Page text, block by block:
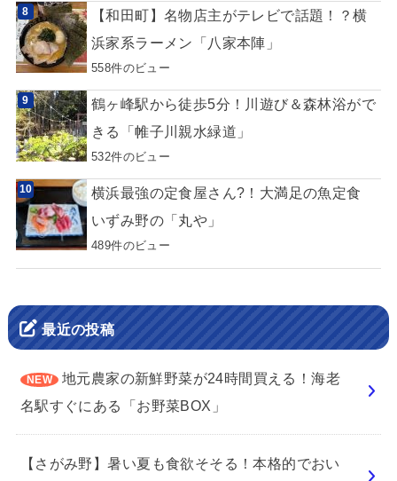
【和田町】名物店主がテレビで話題！？横
浜家系ラーメン「八家本陣」
558件のビュー
鶴ヶ峰駅から徒歩5分！川遊び＆森林浴がで
きる「帷子川親水緑道」
532件のビュー
横浜最強の定食屋さん?！大満足の魚定食
いずみ野の「丸や」
489件のビュー
最近の投稿
地元農家の新鮮野菜が24時間買える！海老
名駅すぐにある「お野菜BOX」
【さがみ野】暑い夏も食欲そそる！本格的でおい